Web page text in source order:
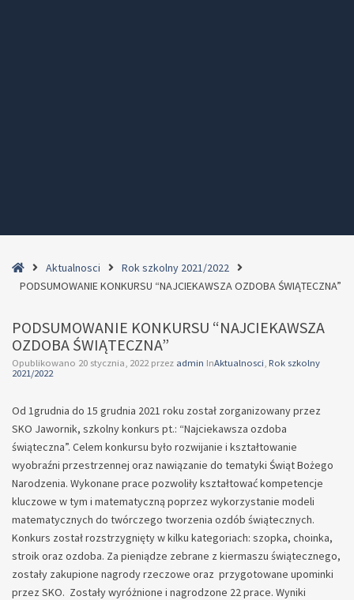
HomeAktualnosci
Rok szkolny 2021/2022
PODSUMOWANIE KONKURSU “NAJCIEKAWSZA OZDOBA ŚWIĄTECZNA”
PODSUMOWANIE KONKURSU “NAJCIEKAWSZA
OZDOBA ŚWIĄTECZNA”
Opublikowano 20 stycznia, 2022 przez admin InAktualnosci, Rok szkolny
2021/2022
Od 1grudnia do 15 grudnia 2021 roku został zorganizowany przez
SKO Jawornik, szkolny konkurs pt.: “Najciekawsza ozdoba
świąteczna”. Celem konkursu było rozwijanie i kształtowanie
wyobraźni przestrzennej oraz nawiązanie do tematyki Świąt Bożego
Narodzenia. Wykonane prace pozwoliły kształtować kompetencje
kluczowe w tym i matematyczną poprzez wykorzystanie modeli
matematycznych do twórczego tworzenia ozdób świątecznych.
Konkurs został rozstrzygnięty w kilku kategoriach: szopka, choinka,
stroik oraz ozdoba. Za pieniądze zebrane z kiermaszu świątecznego,
zostały zakupione nagrody rzeczowe oraz przygotowane upominki
przez SKO. Zostały wyróżnione i nagrodzone 22 prace. Wyniki